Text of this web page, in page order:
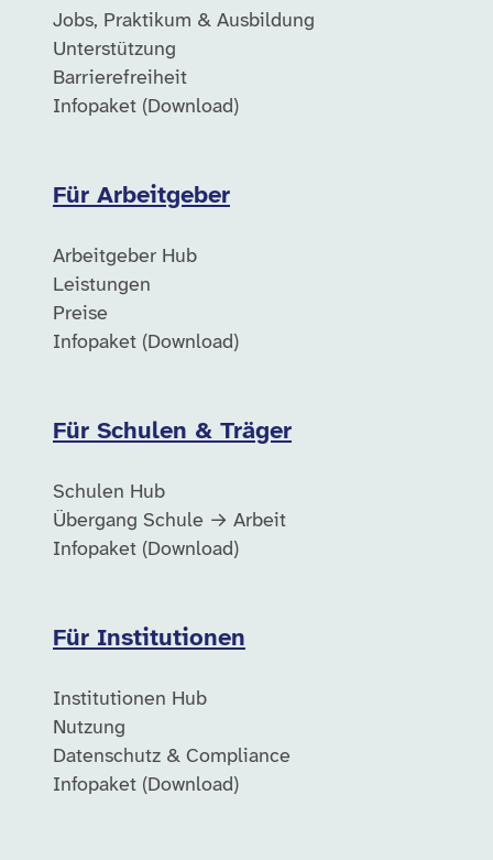
Jobs, Praktikum & Ausbildung
Unterstützung
Barrierefreiheit
Infopaket (Download)
Für Arbeitgeber
Arbeitgeber Hub
Leistungen
Preise
Infopaket (Download)
Für Schulen & Träger
Schulen Hub
Übergang Schule → Arbeit
Infopaket (Download)
Für Institutionen
Institutionen Hub
Nutzung
Datenschutz & Compliance
Infopaket (Download)